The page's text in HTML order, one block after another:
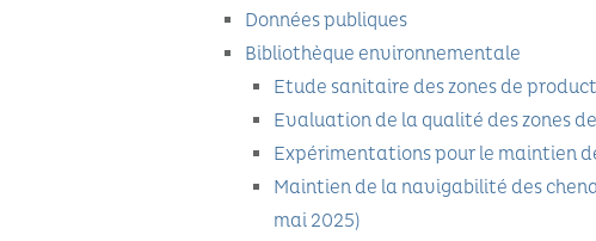
Données publiques
Bibliothèque environnementale
Etude sanitaire des zones de
Evaluation de la qualité des zones
Expérimentations pour le maintien
Maintien de la navigabilité des
mai 2025)